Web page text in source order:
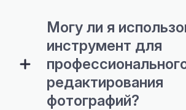
Могу ли я
инструмент для
редактирования
фотографий?